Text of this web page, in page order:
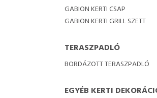
GABION KERTI CSAP
GABION KERTI GRILL SZETT
TERASZPADLÓ
BORDÁZOTT TERASZPADLÓ
EGYÉB KERTI